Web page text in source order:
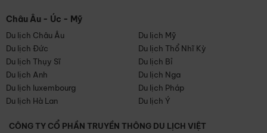
Châu Âu - Úc - Mỹ
Du lịch Châu Âu
Du lịch Mỹ
Du lịch Đức
Du lịch Thổ Nhĩ Kỳ
Du lịch Thụy Sĩ
Du lịch Bỉ
Du lịch Anh
Du lịch Nga
Du lịch luxembourg
Du lịch Pháp
Du lịch Hà Lan
Du lịch Ý
CÔNG TY CỔ PHẦN TRUYỀN THÔNG DU LỊCH VIỆT